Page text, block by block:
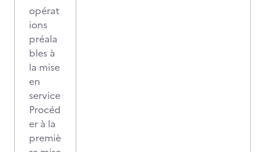
opérat
ions
préala
bles à
la mise
en
service
Procéd
er à la
premiè